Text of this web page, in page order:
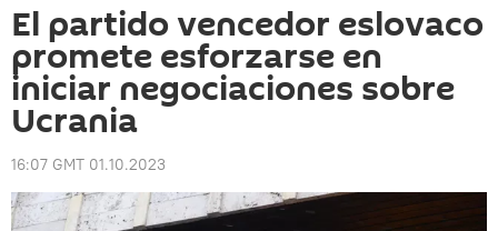
El partido vencedor eslovaco
promete esforzarse en
iniciar negociaciones sobre
Ucrania
16:07 GMT 01.10.2023